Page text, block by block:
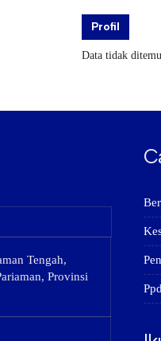
Profil
Data tidak
Tengah,
Provinsi